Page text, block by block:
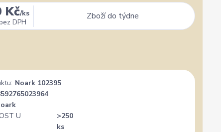
zatím se mi zdá z několika dalších jako jeden z
nejlepších
Výborná komunikace,
hlavně rychlé dodání. 👍👌
Kč/ks
DPH
Zboží do týdne
Noark 102395
U
>250
ks